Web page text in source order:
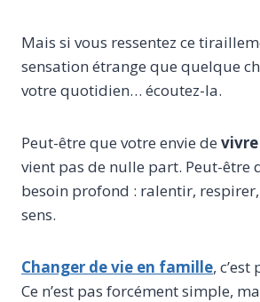
Mais si vous ressentez ce
sensation étrange que quelque
votre quotidien… écoutez-la.
Peut-être que votre envie de
vient pas de nulle part. Peut-être
besoin profond : ralentir,
sens.
Changer de vie en famille,
Ce n’est pas forcément simple,